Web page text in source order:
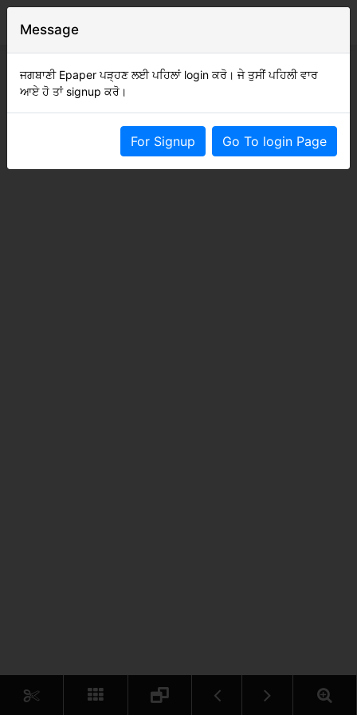
Message
ਜਗਬਾਣੀ Epaper ਪੜ੍ਹਣ ਲਈ ਪਹਿਲਾਂ login ਕਰੋ। ਜੇ ਤੁਸੀਂ ਪਹਿਲੀ ਵਾਰ
ਆਏ ਹੋ ਤਾਂ signup ਕਰੋ।
For Signup Go To login Page